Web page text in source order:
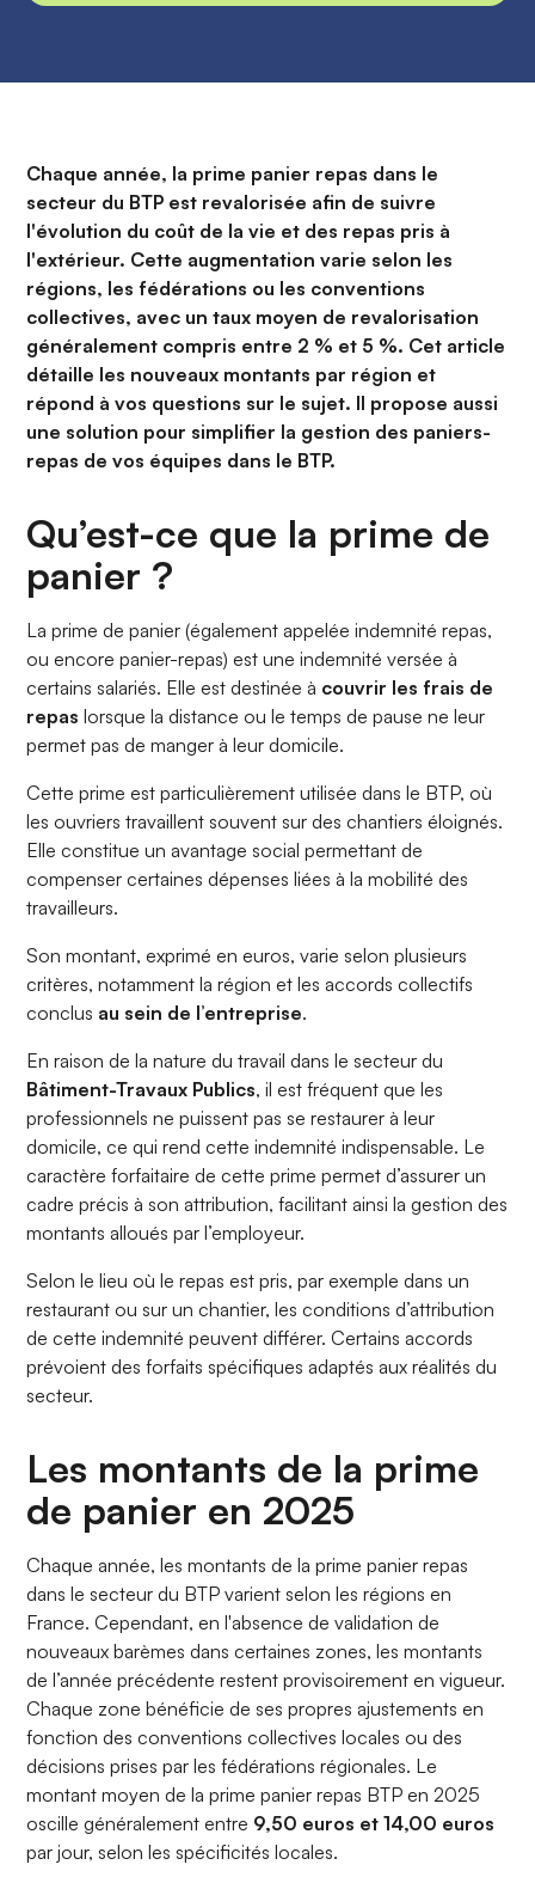
Chaque année, la prime panier repas dans le
secteur du BTP est revalorisée afin de suivre
l'évolution du coût de la vie et des repas pris à
l'extérieur. Cette augmentation varie selon les
régions, les fédérations ou les conventions
collectives, avec un taux moyen de revalorisation
généralement compris entre 2 % et 5 %. Cet article
détaille les nouveaux montants par région et
répond à vos questions sur le sujet. Il propose aussi
une solution pour simplifier la gestion des paniers-
repas de vos équipes dans le BTP.
Qu’est-ce que la prime de
panier ?
La prime de panier (également appelée indemnité repas,
ou encore panier-repas) est une indemnité versée à
certains salariés. Elle est destinée à couvrir les frais de
repas lorsque la distance ou le temps de pause ne leur
permet pas de manger à leur domicile.
Cette prime est particulièrement utilisée dans le BTP, où
les ouvriers travaillent souvent sur des chantiers éloignés.
Elle constitue un avantage social permettant de
compenser certaines dépenses liées à la mobilité des
travailleurs.
Son montant, exprimé en euros, varie selon plusieurs
critères, notamment la région et les accords collectifs
conclus au sein de l’entreprise.
En raison de la nature du travail dans le secteur du
Bâtiment-Travaux Publics, il est fréquent que les
professionnels ne puissent pas se restaurer à leur
domicile, ce qui rend cette indemnité indispensable. Le
caractère forfaitaire de cette prime permet d’assurer un
cadre précis à son attribution, facilitant ainsi la gestion des
montants alloués par l’employeur.
Selon le lieu où le repas est pris, par exemple dans un
restaurant ou sur un chantier, les conditions d’attribution
de cette indemnité peuvent différer. Certains accords
prévoient des forfaits spécifiques adaptés aux réalités du
secteur.
Les montants de la prime
de panier en 2025
Chaque année, les montants de la prime panier repas
dans le secteur du BTP varient selon les régions en
France. Cependant, en l'absence de validation de
nouveaux barèmes dans certaines zones, les montants
de l’année précédente restent provisoirement en vigueur.
Chaque zone bénéficie de ses propres ajustements en
fonction des conventions collectives locales ou des
décisions prises par les fédérations régionales. Le
montant moyen de la prime panier repas BTP en 2025
oscille généralement entre 9,50 euros et 14,00 euros
par jour, selon les spécificités locales.